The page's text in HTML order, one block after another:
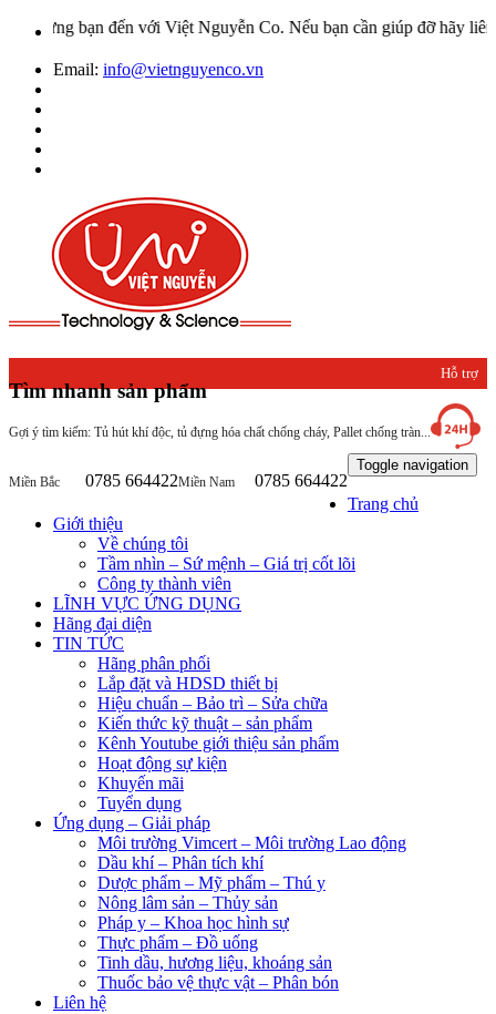
bạn đến với Việt Nguyễn Co. Nếu bạn cần giúp đỡ hãy liên hệ
Email: info@vietnguyenco.vn
Tìm nhanh sản phẩm
Gợi ý tìm kiếm: Tủ hút khí độc, tủ đựng hóa chất chống cháy, Pallet chống tràn...
Hỗ trợ
khách
hàng
Miền Bắc 0785 664422Miền Nam 0785 664422
Toggle navigation
Trang chủ
Giới thiệu
Về chúng tôi
Tầm nhìn – Sứ mệnh – Giá trị cốt lõi
Công ty thành viên
LĨNH VỰC ỨNG DỤNG
Hãng đại diện
TIN TỨC
Hãng phân phối
Lắp đặt và HDSD thiết bị
Hiệu chuẩn – Bảo trì – Sửa chữa
Kiến thức kỹ thuật – sản phẩm
Kênh Youtube giới thiệu sản phẩm
Hoạt động sự kiện
Khuyến mãi
Tuyển dụng
Ứng dụng – Giải pháp
Môi trường Vimcert – Môi trường Lao động
Dầu khí – Phân tích khí
Dược phẩm – Mỹ phẩm – Thú y
Nông lâm sản – Thủy sản
Pháp y – Khoa học hình sự
Thực phẩm – Đồ uống
Tinh dầu, hương liệu, khoáng sản
Thuốc bảo vệ thực vật – Phân bón
Liên hệ